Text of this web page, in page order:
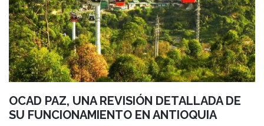
OCAD PAZ, UNA REVISIÓN DETALLADA DE
SU FUNCIONAMIENTO EN ANTIOQUIA